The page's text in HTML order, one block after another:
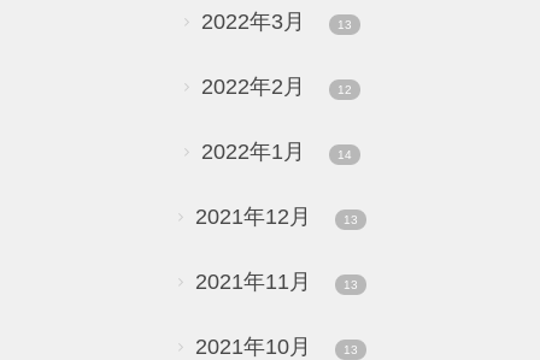
2022年3月 13
2022年2月 12
2022年1月 14
2021年12月 13
2021年11月 13
2021年10月 13